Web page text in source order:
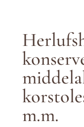
m.m.